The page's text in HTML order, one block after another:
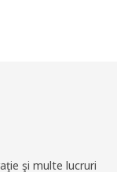
şi multe lucruri